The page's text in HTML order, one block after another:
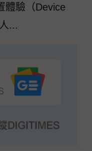
體驗（Device
...